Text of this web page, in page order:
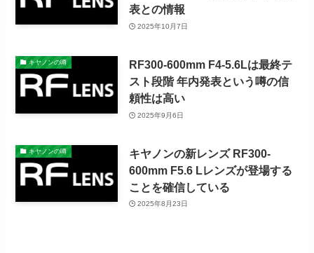
表との情報
2025年10月7日
キヤノンの噂
RF300-600mm F4-5.6Lは最終テ
スト段階 年内発表という噂の信
頼性は高い
2025年9月6日
キヤノンの噂
キヤノンの新レンズ RF300-
600mm F5.6 Lレンズが登場する
ことを確信している
2025年8月23日